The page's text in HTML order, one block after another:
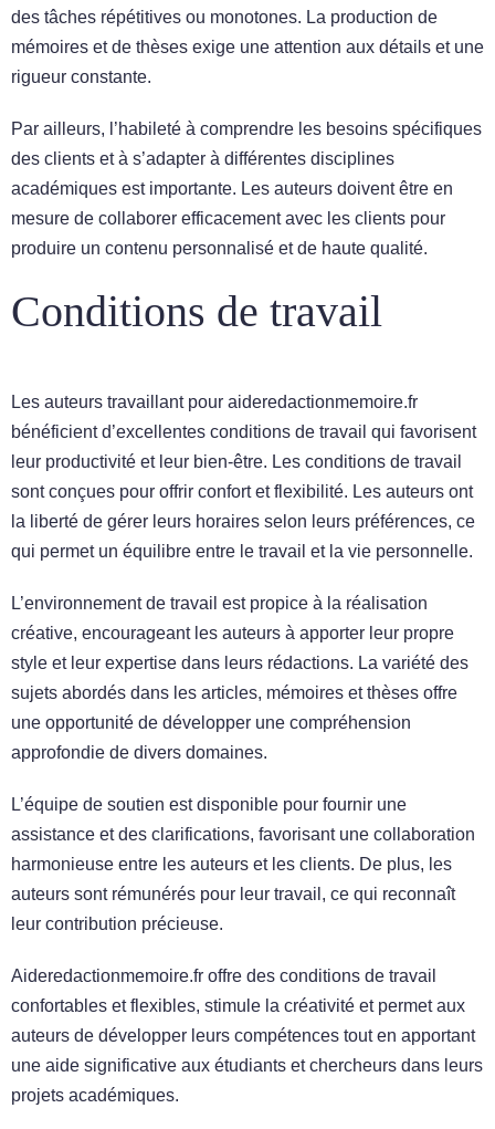
des tâches répétitives ou monotones. La production de
mémoires et de thèses exige une attention aux détails et une
rigueur constante.
Par ailleurs, l’habileté à comprendre les besoins spécifiques
des clients et à s’adapter à différentes disciplines
académiques est importante. Les auteurs doivent être en
mesure de collaborer efficacement avec les clients pour
produire un contenu personnalisé et de haute qualité.
Conditions de travail
Les auteurs travaillant pour aideredactionmemoire.fr
bénéficient d’excellentes conditions de travail qui favorisent
leur productivité et leur bien-être. Les conditions de travail
sont conçues pour offrir confort et flexibilité. Les auteurs ont
la liberté de gérer leurs horaires selon leurs préférences, ce
qui permet un équilibre entre le travail et la vie personnelle.
L’environnement de travail est propice à la réalisation
créative, encourageant les auteurs à apporter leur propre
style et leur expertise dans leurs rédactions. La variété des
sujets abordés dans les articles, mémoires et thèses offre
une opportunité de développer une compréhension
approfondie de divers domaines.
L’équipe de soutien est disponible pour fournir une
assistance et des clarifications, favorisant une collaboration
harmonieuse entre les auteurs et les clients. De plus, les
auteurs sont rémunérés pour leur travail, ce qui reconnaît
leur contribution précieuse.
Aideredactionmemoire.fr offre des conditions de travail
confortables et flexibles, stimule la créativité et permet aux
auteurs de développer leurs compétences tout en apportant
une aide significative aux étudiants et chercheurs dans leurs
projets académiques.